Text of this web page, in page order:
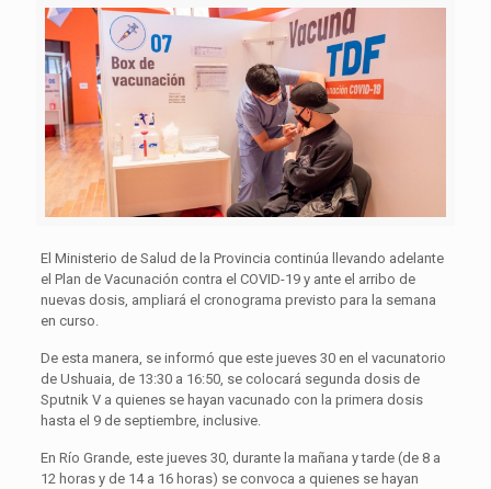
El Ministerio de Salud de la Provincia continúa llevando adelante
el Plan de Vacunación contra el COVID-19 y ante el arribo de
nuevas dosis, ampliará el cronograma previsto para la semana
en curso.
De esta manera, se informó que este jueves 30 en el vacunatorio
de Ushuaia, de 13:30 a 16:50, se colocará segunda dosis de
Sputnik V a quienes se hayan vacunado con la primera dosis
hasta el 9 de septiembre, inclusive.
En Río Grande, este jueves 30, durante la mañana y tarde (de 8 a
12 horas y de 14 a 16 horas) se convoca a quienes se hayan